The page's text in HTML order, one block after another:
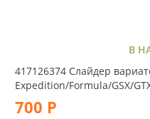
В
417126374 Слайдер
Expedition/Formula/GSX/
700 Р